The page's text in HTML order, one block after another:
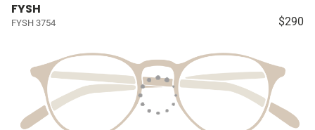
FYSH
FYSH 3754 $290